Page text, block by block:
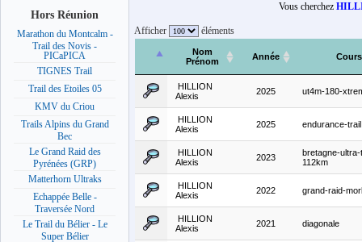
Hors Réunion
Marathon du Montcalm -
Trail des Novis -
PICaPICA
TIGNES Trail
Trail des Etoiles 05
KMV du Criou
Trails Alpins du Grand
Bec
Le Grand Raid des
Pyrénées (GRP)
Matterhorn Ultraks
Echappée Belle -
Traversée Nord
Le Trail du Bélier - Le
Super Bélier
Vous cherchez
Afficher éléments
Nom
Prénom
Année
HILLION
Alexis
2025 ut4m-180-
HILLION
Alexis
2025 endurance-trail
HILLION
Alexis
2023
bretagne-ultra-
112km
HILLION
Alexis
2022 grand-raid-
HILLION
Alexis
2021 diagonale